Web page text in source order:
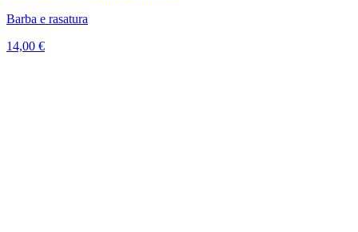
Barba e rasatura
14,00 €